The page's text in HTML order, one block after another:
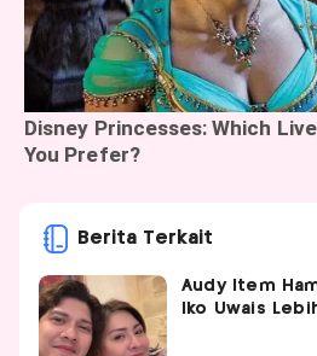
Berita Terkait
Audy Item
Iko Uwais